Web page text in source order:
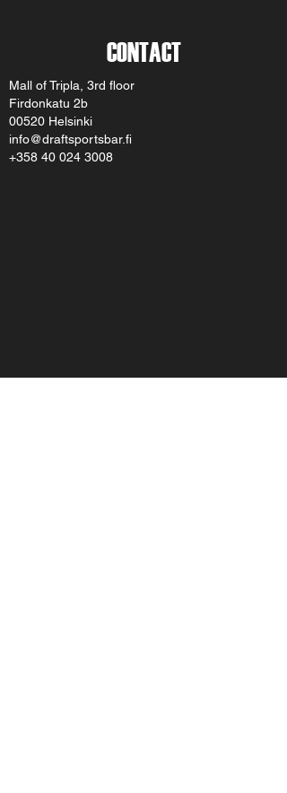
CONTACT
Mall of Tripla, 3rd floor
Firdonkatu 2b
00520 Helsinki
info@draftsportsbar.fi
+358 40 024 3008